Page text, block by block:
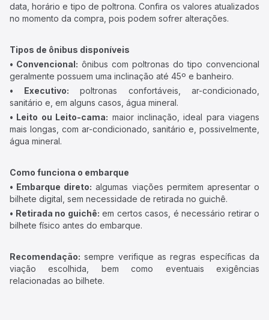
data, horário e tipo de poltrona. Confira os valores atualizados
no momento da compra, pois podem sofrer alterações.
Tipos de ônibus disponíveis
• Convencional: ônibus com poltronas do tipo convencional
geralmente possuem uma inclinação até 45º e banheiro.
• Executivo: poltronas confortáveis, ar-condicionado,
sanitário e, em alguns casos, água mineral.
• Leito ou Leito-cama: maior inclinação, ideal para viagens
mais longas, com ar-condicionado, sanitário e, possivelmente,
água mineral.
Como funciona o embarque
• Embarque direto: algumas viações permitem apresentar o
bilhete digital, sem necessidade de retirada no guichê.
• Retirada no guichê: em certos casos, é necessário retirar o
bilhete físico antes do embarque.
Recomendação: sempre verifique as regras específicas da
viação escolhida, bem como eventuais exigências
relacionadas ao bilhete.